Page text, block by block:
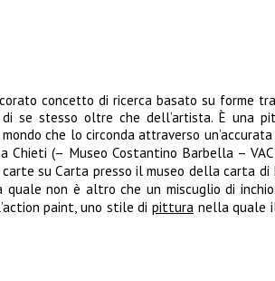
concetto di ricerca basato su forme
se stesso oltre che dell’artista. È una
che lo circonda attraverso
aChieti (– Museo Costantino Barbella –
su Carta presso il museo della carta di
non è altro che un miscuglio di
paint, uno stile dipittura nella quale